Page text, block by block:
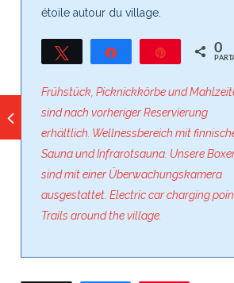
étoile autour du village.
Tweetez Partagez Épingle 0
Frühstück, Picknickkörbe und
sind nach vorheriger Reservierung
erhältlich. Wellnessbereich mit
Sauna und Infrarotsauna. Unsere
sind mit einer Überwachungskamera
ausgestattet. Electric car charging
Trails around the village.